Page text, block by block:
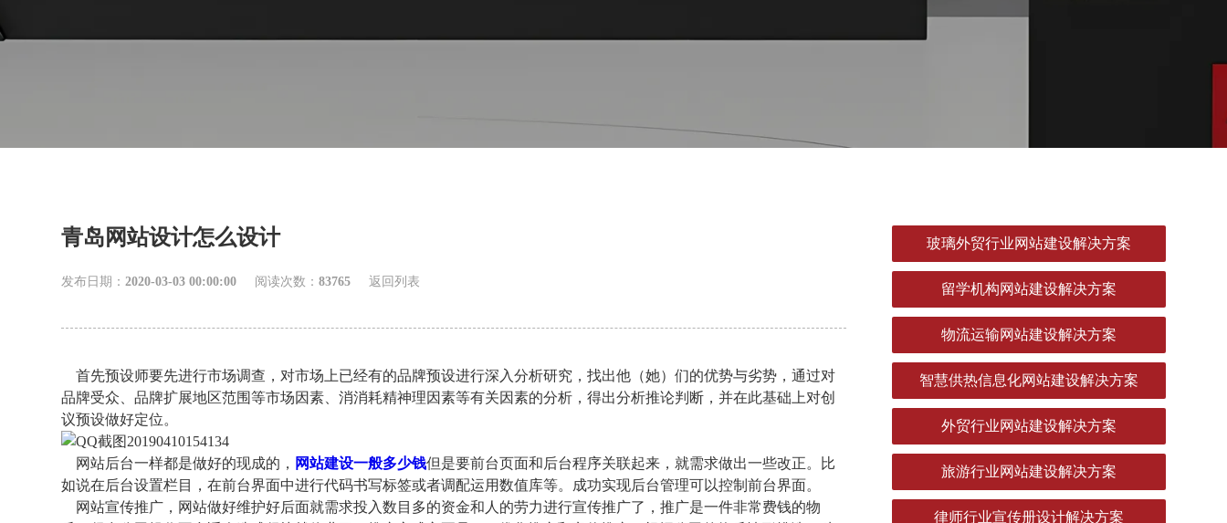
青岛网站设计怎么设计
发布日期：2020-03-03 00:00:00 阅读次数：83765 返回列表
首先预设师要先进行市场调查，对市场上已经有的品牌预设进行深入分析研究，找出他（她）们的优势与劣势，通过对
品牌受众、品牌扩展地区范围等市场因素、消消耗精神理因素等有关因素的分析，得出分析推论判断，并在此基础上对创
议预设做好定位。
网站后台一样都是做好的现成的， 网站建设一般多少钱但是要前台页面和后台程序关联起来，就需求做出一些改正。比
如说在后台设置栏目，在前台界面中进行代码书写标签或者调配运用数值库等。成功实现后台管理可以控制前台界面。
网站宣传推广，网站做好维护好后面就需求投入数目多的资金和人的劳力进行宣传推广了，推广是一件非常费钱的物
玻璃外贸行业网站建设解决方案
留学机构网站建设解决方案
物流运输网站建设解决方案
智慧供热信息化网站建设解决方案
外贸行业网站建设解决方案
旅游行业网站建设解决方案
律师行业宣传册设计解决方案